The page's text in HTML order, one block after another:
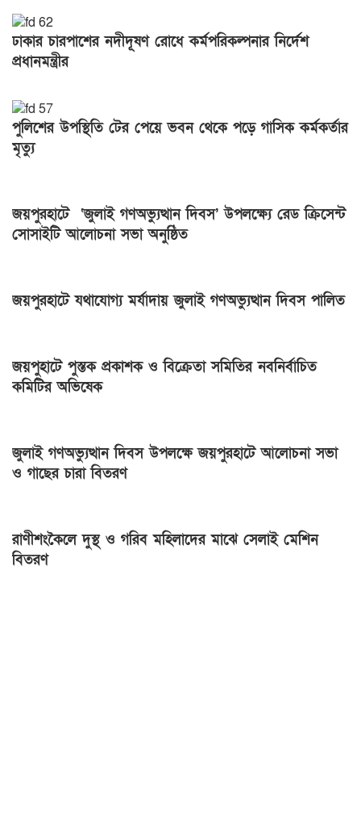
ঢাকার চারপাশের নদীদূষণ রোধে কর্মপরিকল্পনার নির্দেশ
প্রধানমন্ত্রীর
পুলিশের উপস্থিতি টের পেয়ে ভবন থেকে পড়ে গাসিক কর্মকর্তার
মৃত্যু
জয়পুরহাটে ‘জুলাই গণঅভ্যুত্থান দিবস’ উপলক্ষ্যে রেড ক্রিসেন্ট
সোসাইটি আলোচনা সভা অনুষ্ঠিত
জয়পুরহাটে যথাযোগ্য মর্যাদায় জুলাই গণঅভ্যুত্থান দিবস পালিত
জয়পুহাটে পুস্তক প্রকাশক ও বিক্রেতা সমিতির নবনির্বাচিত
কমিটির অভিষেক
জুলাই গণঅভ্যুত্থান দিবস উপলক্ষে জয়পুরহাটে আলোচনা সভা
ও গাছের চারা বিতরণ
রাণীশংকৈলে দুস্থ ও গরিব মহিলাদের মাঝে সেলাই মেশিন
বিতরণ